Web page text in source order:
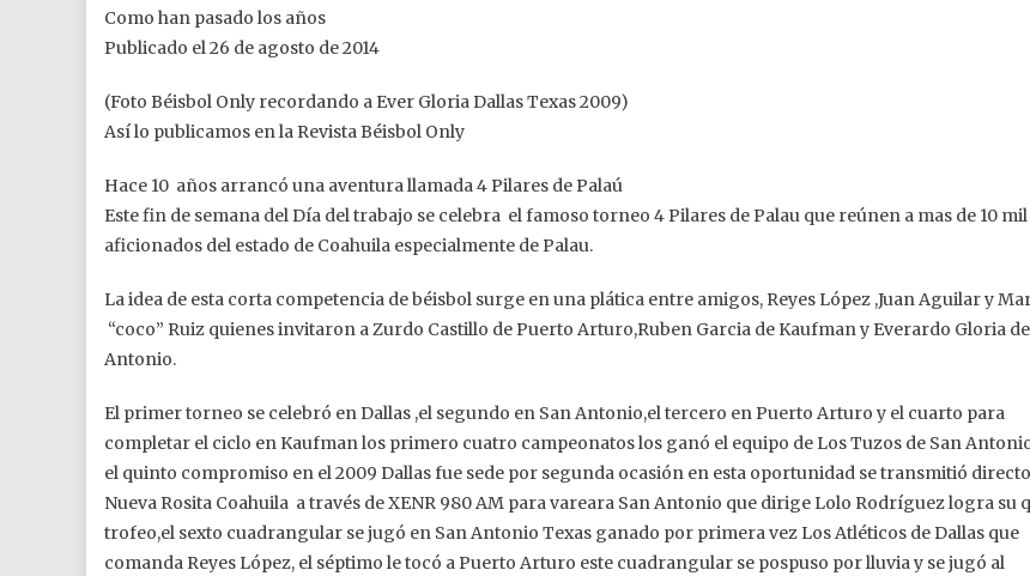
Como han pasado los años
Publicado el 26 de agosto de 2014
(Foto Béisbol Only recordando a Ever Gloria Dallas Texas 2009)
Así lo publicamos en la Revista Béisbol Only
Hace 10 años arrancó una aventura llamada 4 Pilares de Palaú
Este fin de semana del Día del trabajo se celebra el famoso torneo 4 Pilares de Palau que reúnen a mas de 10 mil
aficionados del estado de Coahuila especialmente de Palau.
La idea de esta corta competencia de béisbol surge en una plática entre amigos, Reyes López ,Juan Aguilar y
“coco” Ruiz quienes invitaron a Zurdo Castillo de Puerto Arturo,Ruben Garcia de Kaufman y Everardo Gloria
Antonio.
El primer torneo se celebró en Dallas ,el segundo en San Antonio,el tercero en Puerto Arturo y el cuarto para
completar el ciclo en Kaufman los primero cuatro campeonatos los ganó el equipo de Los Tuzos de San
el quinto compromiso en el 2009 Dallas fue sede por segunda ocasión en esta oportunidad se transmitió
Nueva Rosita Coahuila a través de XENR 980 AM para vareara San Antonio que dirige Lolo Rodríguez logra su
trofeo,el sexto cuadrangular se jugó en San Antonio Texas ganado por primera vez Los Atléticos de Dallas que
comanda Reyes López, el séptimo le tocó a Puerto Arturo este cuadrangular se pospuso por lluvia y se jugó al